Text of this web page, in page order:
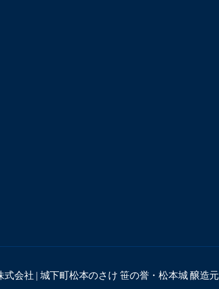
式会社 | 城下町松本のさけ 笹の誉・松本城 醸造元